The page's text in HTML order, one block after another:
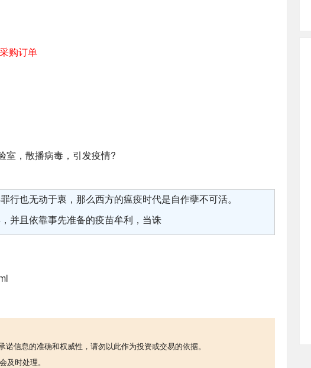
购订单
室，散播病毒，引发疫情?
行也无动于衷，那么西方的瘟疫时代是自作孽不可活。
并且依靠事先准备的疫苗牟利，当诛
信息的准确和权威性，请勿以此作为投资或交易的依据。
及时处理。